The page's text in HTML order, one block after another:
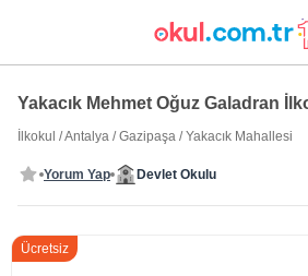
Yakacık Mehmet Oğuz Galadran
İlkokul /Antalya /Gazipaşa /Yakacık Mahallesi
Yorum Yap Devlet Okulu
Ücretsiz